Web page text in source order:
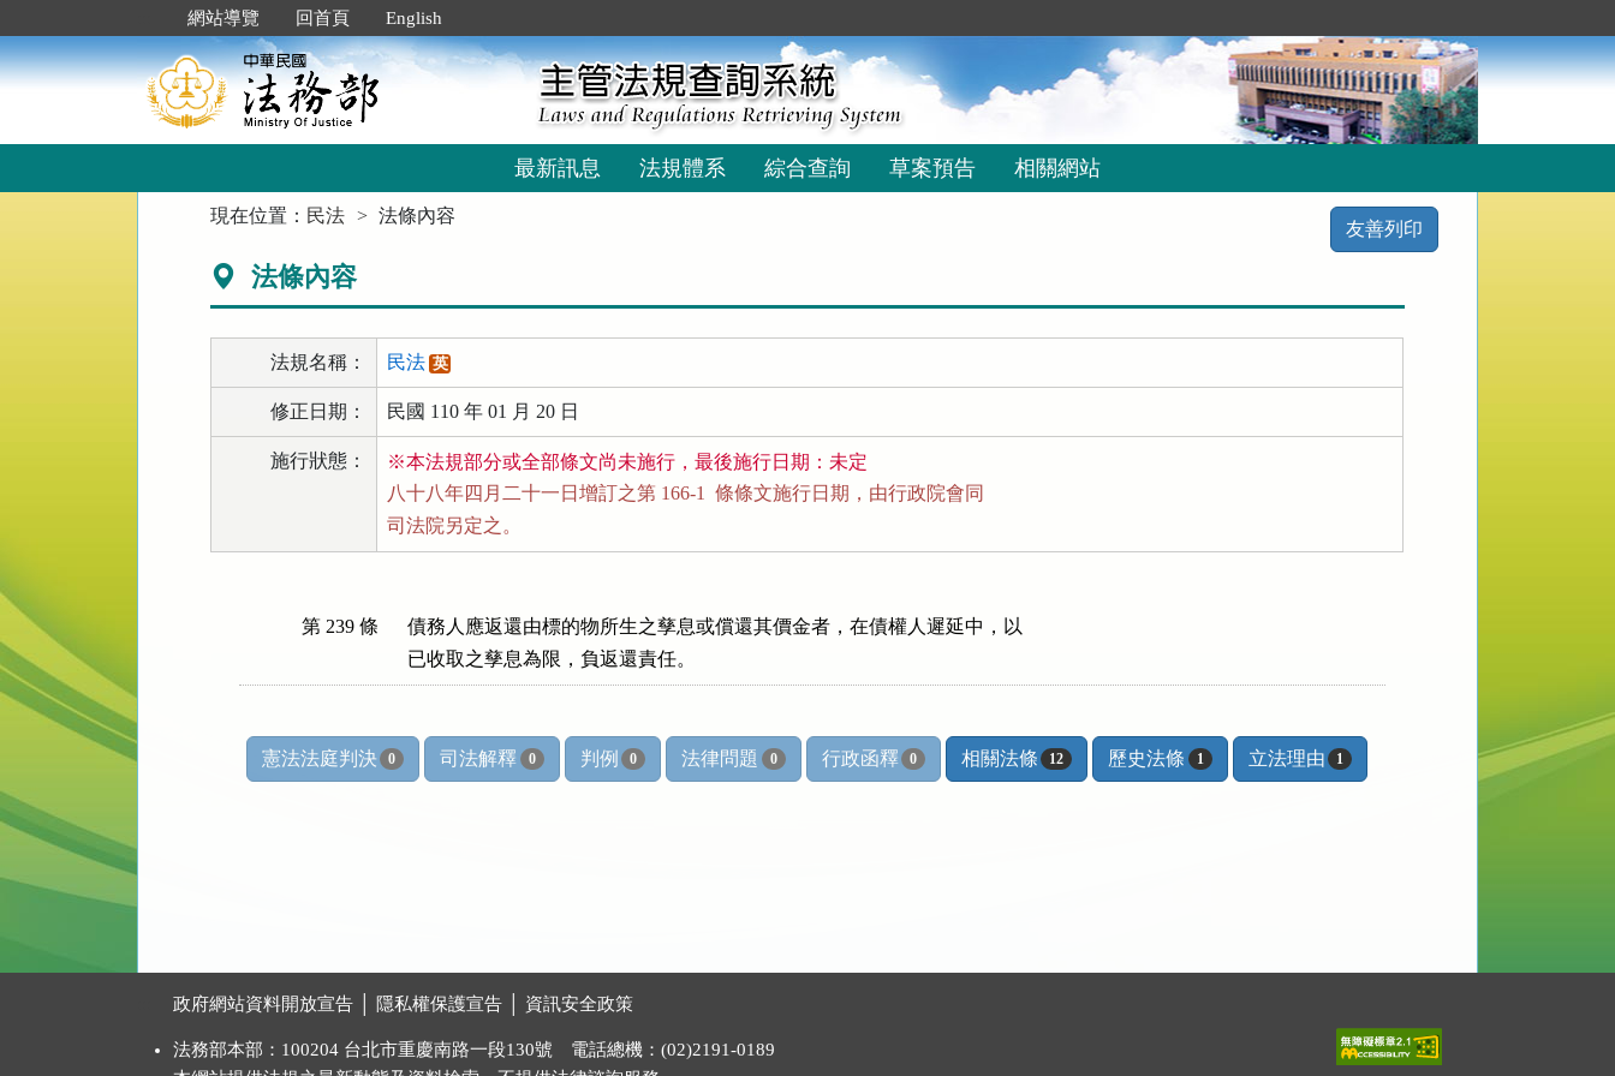
到
主
要
網站導覽 回首頁 English
最新訊息 法規體系 綜合查詢 草案預告 相關網站
現在位置： 民法 法條內容
友善列印
法條內容
法規名稱： 民法 英
修正日期： 民國 110 年 01 月 20 日
施行狀態：
※本法規部分或全部條文尚未施行，最後施行日期：未定
八十八年四月二十一日增訂之第 166-1  條條文施行日期，由行政院會同
司法院另定之。
第 239 條
債務人應返還由標的物所生之孳息或償還其價金者，在債權人遲延中，以
已收取之孳息為限，負返還責任。
憲法法庭判決 0 司法解釋 0 判例 0 法律問題 0 行政函釋 0 相關法條 12 歷史法條 1 立法理由 1
政府網站資料開放宣告 隱私權保護宣告 資訊安全政策
法務部本部：100204 台北市重慶南路一段130號 電話總機：(02)2191-0189